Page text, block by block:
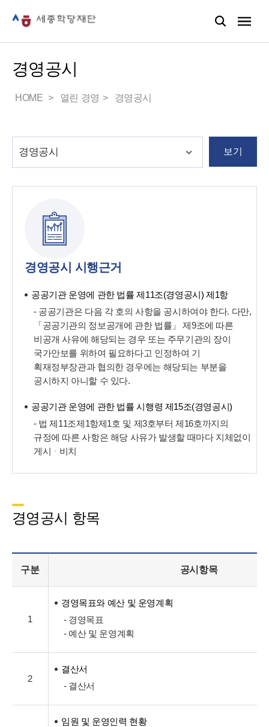
경영공시
HOME 열린 경영 경영공시
보기
경영공시 시행근거
공공기관 운영에 관한 법률 제11조(경영공시) 제1항
- 공공기관은 다음 각 호의 사항을 공시하여야 한다. 다만,
「공공기관의 정보공개에 관한 법률」 제9조에 따른
비공개 사유에 해당되는 경우 또는 주무기관의 장이
국가안보를 위하여 필요하다고 인정하여 기
획재정부장관과 협의한 경우에는 해당되는 부분을
공시하지 아니할 수 있다.
공공기관 운영에 관한 법률 시행령 제15조(경영공시)
- 법 제11조제1항제1호 및 제3호부터 제16호까지의
규정에 따른 사항은 해당 사유가 발생할 때마다 지체없이
게시ᆞ비치
경영공시 항목
구분 공시항목
1
경영목표와 예산 및 운영계획
- 경영목표
- 예산 및 운영계획
2
결산서
- 결산서
임원 및 운영인력 현황